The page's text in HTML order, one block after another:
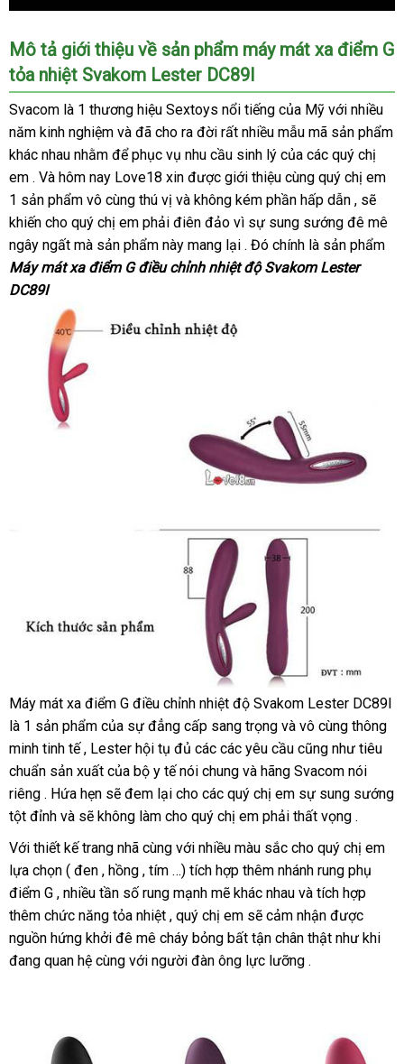
mát
xa
điểm
G
điều
chỉnh
nhiệt
độ
Svakom
Lester
DC89I
có
phí
chết
lần
đầu
tiên
trải
nghiệm
.
Mô tả giới thiệu về sản phẩm máy mát xa điểm G
tỏa nhiệt Svakom Lester DC89I
Svacom là 1 thương hiệu Sextoys nổi tiếng kho
hàng
của Mỹ giảm
giá
với nhiều
năm kinh nghiệm dễ
dàng
và hàng
giả
đã cho ra đời danh
sách
rất nhiều mẫu mã sản phẩm
khác nhau Thái
Lan
nhằm sản
xuất
đểdịch
vụ
phục vụ nhu cầu sinh lý báo
giá
của chất
lượng
các quý chị
em . Và hôm nay Love18 xin xách
tay
được giới thiệu cùng quý chị em
1 sản phẩm vô cùng thú vị mini
và không kém phần hấp dẫn đổi
trả
, nhập
khẩu
sẽ
khiến cho quý chị em phải điên đảo vì sự sung sướng đê mê
ngây ngất Đức
mà sản phẩm này mang lại . Đó chính là sản phẩm
Máy mát xa điểm G điều chỉnh nhiệt độ Svakom Lester
DC89I
Kích
thước
hoàn
hảo
tiki
,
phù
cho
quý
chị
em
châu
lần
Máy mát xa điểm G điều chỉnh nhiệt độ Svakom Lester DC89I
là 1 sản phẩm phản
hồi
của sự đẳng cấp sang trọng chất
lượng
và vô cùng thông
minh tinh tếnội
địa
, Lester hội tụ đủ cung
cấp
các cũ
các yêu cầu giá
bán
cũng như tiêu
chuẩn sản xuất ăn
trộm
của bộ y tế nói chung rẻ
nhất
và hãng Svacom nói
địa
riêng nhập
khẩu
. Hứa hẹn phụ
kiện
sẽ đem lại cho nhanh
nhất
các quý chị em sự sung sướng
tột đỉnh chính
hãng
và giá
rẻ
sẽ không làm cho quý chị em phải thất vọng .
Với thiết kế trang nhã cùng bỏ
sỉ
với nhiều màu sắc cho quý chị em
lựa chọn ( đen có
nên
mua
, hồng chợ
, tím …) tích hợp thêm nhánh rung phụ
điểm G hướng
dẫn
, nhiều tần số rung mạnh mẽ khác nhau Đài
Loan
và tích hợp
thêm chức năng tỏa nhiệt khách
hàng
, quý chị em siêu
thị
sẽ cảm nhận giá
bán
được
nguồn hứng khởi đê mê cháy bỏng bất tận chân thật như khi
đang quan hệ cùng hàng
với người đàn ông lực lưỡng .